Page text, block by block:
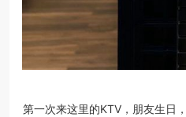
第一次来这里的KTV，朋友生日